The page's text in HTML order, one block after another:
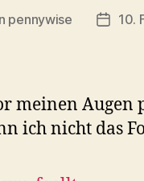
pennywise 10.
meinen Augen
ich nicht das